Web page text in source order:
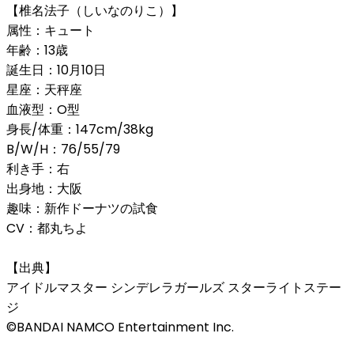
【椎名法子（しいなのりこ）】
属性：キュート
年齢：13歳
誕生日：10月10日
星座：天秤座
血液型：O型
身長/体重：147cm/38kg
B/W/H：76/55/79
利き手：右
出身地：大阪
趣味：新作ドーナツの試食
CV：都丸ちよ
【出典】
アイドルマスター シンデレラガールズ スターライトステー
ジ
©BANDAI NAMCO Entertainment Inc.